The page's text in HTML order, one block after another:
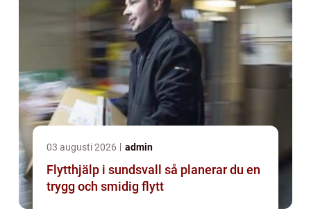
03 augusti 2026 admin
Flytthjälp i sundsvall så planerar du en
trygg och smidig flytt